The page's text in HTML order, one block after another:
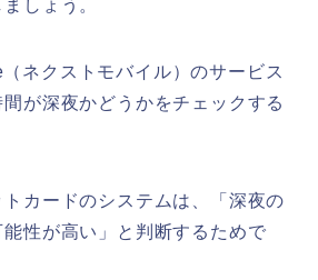
しょう。
ネクストモバイル）のサービス
が深夜かどうかをチェックする
カードのシステムは、「深夜の
性が高い」と判断するためで